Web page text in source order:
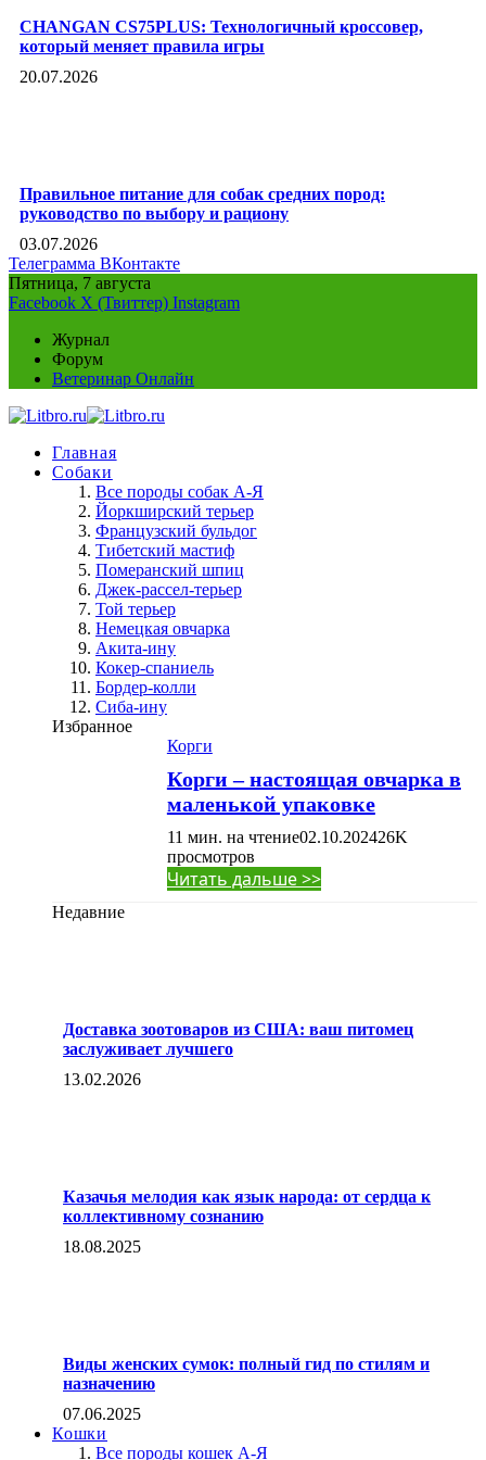
CHANGAN CS75PLUS: Технологичный кроссовер,
который меняет правила игры
20.07.2026
Правильное питание для собак средних пород:
руководство по выбору и рациону
03.07.2026
Телеграмма ВКонтакте
Пятница, 7 августа
Facebook X (Твиттер) Instagram
Журнал
Форум
Ветеринар Онлайн
Главная
Собаки
Все породы собак А-Я
Йоркширский терьер
Французский бульдог
Тибетский мастиф
Померанский шпиц
Джек-рассел-терьер
Той терьер
Немецкая овчарка
Акита-ину
Кокер-спаниель
Бордер-колли
Сиба-ину
Избранное
Корги
Корги – настоящая овчарка в
маленькой упаковке
11 мин. на чтение02.10.202426K
просмотров
Читать дальше >>
Недавние
Доставка зоотоваров из США: ваш питомец
заслуживает лучшего
13.02.2026
Казачья мелодия как язык народа: от сердца к
коллективному сознанию
18.08.2025
Виды женских сумок: полный гид по стилям и
назначению
07.06.2025
Кошки
Все породы кошек А-Я